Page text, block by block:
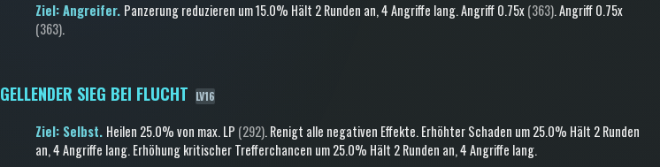
Ziel: Angreifer. Panzerung reduzieren um 15.0% Hält 2 Runden an, 4 Angriffe lang.Angriff0.75x(363).Angriff0.75x
(363).
GELLENDER SIEG BEI FLUCHT LV16
Ziel: Selbst. Heilen 25.0% von max. LP (292).Renigt alle negativen Effekte.Erhöhter Schaden um 25.0% Hält 2 Runden
an, 4 Angriffe lang.Erhöhung kritischer Trefferchancen um 25.0% Hält 2 Runden an, 4 Angriffe lang.